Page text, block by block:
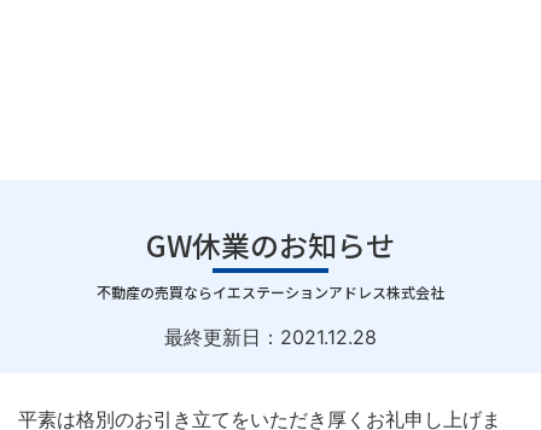
GW休業のお知らせ
｜
不動産の売買ならイエステーションアドレス株式会社
最終更新日： 2021.12.28
平素は格別のお引き立てをいただき厚くお礼申し上げま